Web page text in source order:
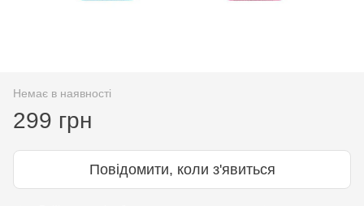
Немає в наявності
299 грн
Повідомити, коли з'явиться